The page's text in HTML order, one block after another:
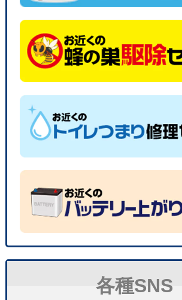
各種SNS